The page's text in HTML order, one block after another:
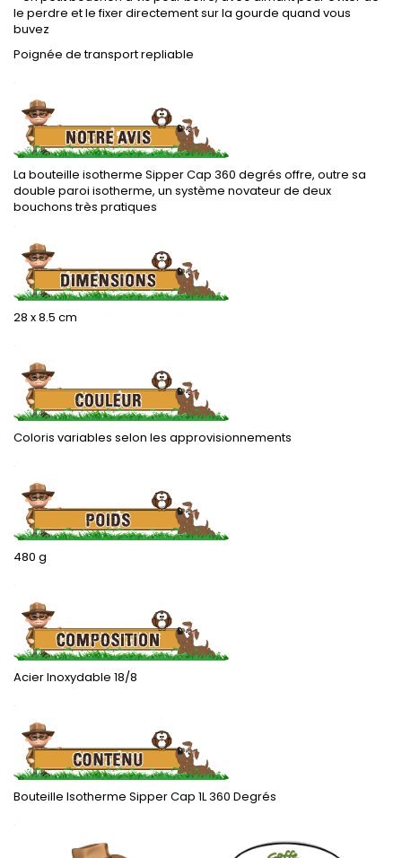
le perdre et le fixer directement sur la gourde quand vous
buvez
Poignée de transport repliable
.
La bouteille isotherme Sipper Cap 360 degrés offre, outre sa
double paroi isotherme, un système novateur de deux
bouchons très pratiques
.
28 x 8.5 cm
.
Coloris variables selon les approvisionnements
.
480 g
.
Acier Inoxydable 18/8
.
Bouteille Isotherme Sipper Cap 1L 360 Degrés
.